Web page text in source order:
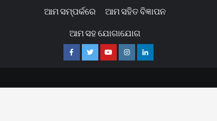
ଆମ ସମ୍ପର୍କରେ ଆମ ସହିତ ବିଜ୍ଞାପନ
ଆମ ସହ ଯୋଗାଯୋଗ
FacebookTwitterYoutubeInstagramLinkedin